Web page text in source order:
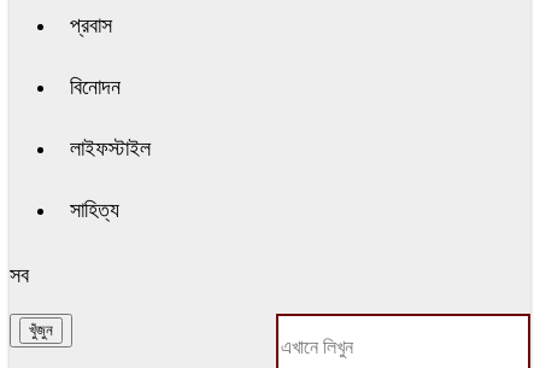
প্রবাস
বিনোদন
লাইফস্টাইল
সাহিত্য
সব